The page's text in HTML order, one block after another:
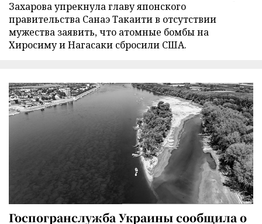
Захарова упрекнула главу японского
правительства Санаэ Такаити в отсутствии
мужества заявить, что атомные бомбы на
Хиросиму и Нагасаки сбросили США.
Госпогранслужба Украины сообщила о